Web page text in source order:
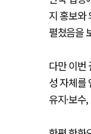
지 홍보와
펼쳤음을
다만 이번
성 자체를
유지·보수